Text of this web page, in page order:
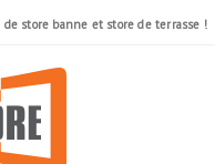
de store banne et store de terrasse !